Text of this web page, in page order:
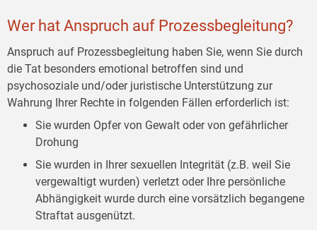
Wer hat Anspruch auf Prozessbegleitung?
Anspruch auf Prozessbegleitung haben Sie, wenn Sie durch
die Tat besonders emotional betroffen sind und
psychosoziale und/oder juristische Unterstützung zur
Wahrung Ihrer Rechte in folgenden Fällen erforderlich ist:
Sie wurden Opfer von Gewalt oder von gefährlicher
Drohung
Sie wurden in Ihrer sexuellen Integrität (z.B. weil Sie
vergewaltigt wurden) verletzt oder Ihre persönliche
Abhängigkeit wurde durch eine vorsätzlich begangene
Straftat ausgenützt.